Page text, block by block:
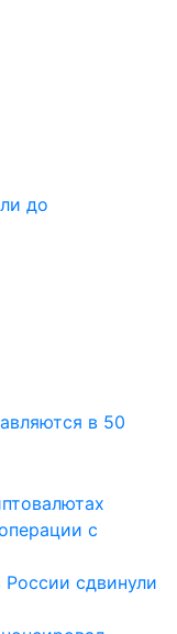
до
в 50
с
сдвинули